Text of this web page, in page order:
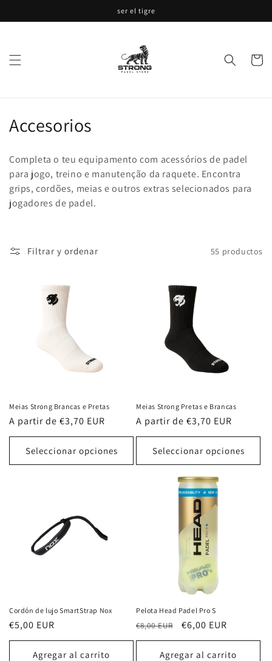
al contenido
ser el tigre
Carrito
Accesorios
Completa o teu equipamento com acessórios de padel
para jogo, treino e manutenção da raquete. Encontra
grips, cordões, meias e outros extras selecionados para
jogadores de padel.
Filtrar y ordenar 55 productos
Meias Strong Brancas e Pretas
Precio
habitual
A partir de €3,70 EUR
Seleccionar opciones
Meias Strong Pretas e Brancas
Precio
habitual
A partir de €3,70 EUR
Seleccionar opciones
Cordón de lujo SmartStrap Nox
Precio
habitual
€5,00 EUR
Agregar al carrito
Pelota Head Padel Pro S
Precio
habitual
€8,00 EUR
Precio
de
oferta
€6,00 EUR
Agregar al carrito